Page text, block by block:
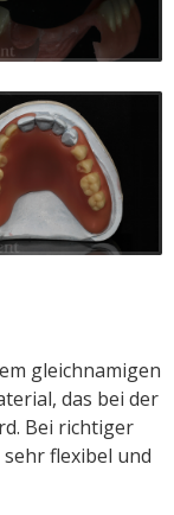
gleichnamigen
das bei der
Bei richtiger
flexibel und